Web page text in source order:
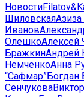
Новости
Шиловская
Иванов
ОлешкоАлексей
БражкинАндрей
НемченкоАнна
“Сафмар”Богдан
Сенчукова